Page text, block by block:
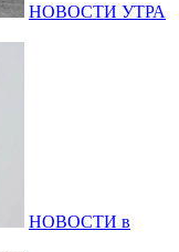
НОВОСТИ УТРА
НОВОСТИ в